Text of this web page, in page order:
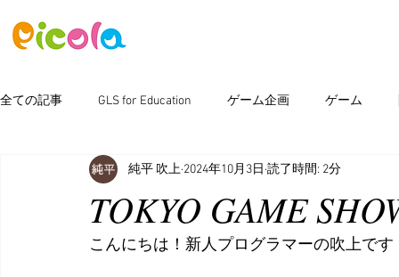
全ての記事 GLS for Education ゲーム企画 ゲーム
ピコラボ08號講座 Photoshop 新製品情報
TOKYO GAME
純平 吹上 2024年10月3日 読了時間: 2分
こんにちは！新人プログラマーの吹上です